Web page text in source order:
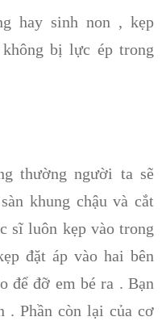
hay sinh non , kẹp
bị lực ép trong
thường người ta sẽ
khung chậu và cắt
sĩ luôn kẹp vào trong
đặt áp vào hai bên
để đỡ em bé ra . Bạn
. Phần còn lại của cơ